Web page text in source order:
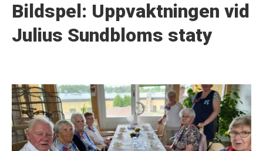
Bildspel: Uppvaktningen vid
Julius Sundbloms staty